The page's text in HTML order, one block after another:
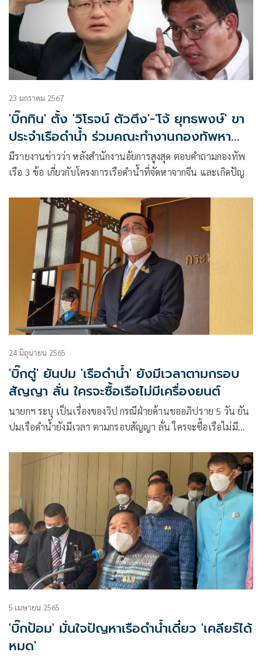
23 มกราคม 2567
'บิ๊กทิน' ตั้ง 'วิโรจน์ ตัวตึง'-'โจ้ ยุทธพงษ์' ขา
ประจำเรือดำน้ำ ร่วมคณะทำงานกองทัพหา
ทางออก
มีรายงานข่าวว่า หลังสำนักงานอัยการสูงสุด ตอบคำถามกองทัพ
เรือ 3 ข้อ เกี่ยวกับโครงการเรือดำน้ำที่จัดหาจากจีน และเกิดปัญ
24 มิถุนายน 2565
'บิ๊กตู่' ยันปม 'เรือดำน้ำ' ยังมีเวลาตามกรอบ
สัญญา ลั่น ใครจะซื้อเรือไม่มีเครื่องยนต์
นายกฯ ระบุ เป็นเรื่องของวิป กรณีฝ่ายค้านขออภิปราย 5 วัน ยัน
ปมเรือดำน้ำยังมีเวลา ตามกรอบสัญญา ลั่น ใครจะซื้อเรือไม่มี
เรื่องของผม
5 เมษายน 2565
'บิ๊กป้อม' มั่นใจปัญหาเรือดำน้ำเดี๋ยว 'เคลียร์ได้
หมด'